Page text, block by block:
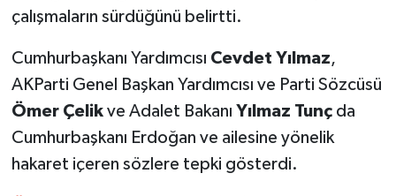
çalışmaların sürdüğünü belirtti.
Cumhurbaşkanı Yardımcısı Cevdet Yılmaz,
AKParti Genel Başkan Yardımcısı ve Parti Sözcüsü
Ömer Çelik ve Adalet Bakanı Yılmaz Tunç da
Cumhurbaşkanı Erdoğan ve ailesine yönelik
hakaret içeren sözlere tepki gösterdi.